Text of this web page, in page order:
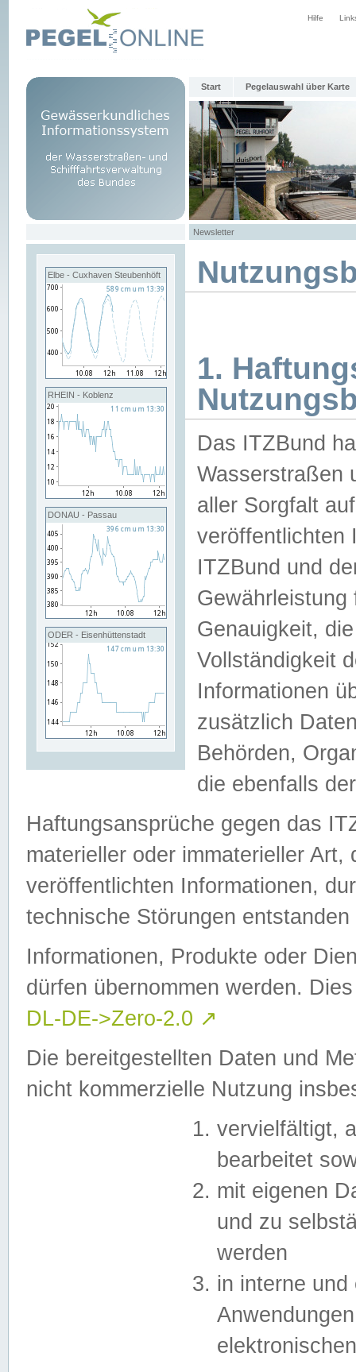
Hilfe
Start Pegelauswahl über Karte
Newsletter
Elbe - Cuxhaven Steubenhöft
RHEIN - Koblenz
DONAU - Passau
ODER - Eisenhüttenstadt
1.
Das ITZBund
Wasserstraßen
aller Sorgfalt
veröffentlichten
ITZBund und
Genauigkeit,
Vollständigkeit
Informationen
zusätzlich
Behörden,
die ebenfalls
Haftungsansprüche gegen das
materieller oder immaterieller
veröffentlichten Informationen,
technische Störungen
Informationen, Produkte oder
dürfen übernommen werden.
DL-DE->Zero-2.0 ↗
Die bereitgestellten Daten und
nicht kommerzielle Nutzung
vervielfältigt,
bearbeitet
mit eigenen
und zu
werden
in interne